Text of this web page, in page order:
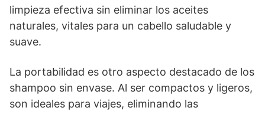
limpieza efectiva sin eliminar los aceites
naturales, vitales para un cabello saludable y
suave.
La portabilidad es otro aspecto destacado de los
shampoo sin envase. Al ser compactos y ligeros,
son ideales para viajes, eliminando las